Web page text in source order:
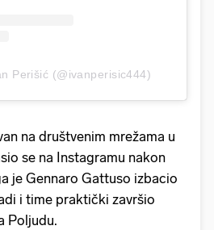
Perišić (@ivanperisic444)
na društvenim mrežama u
se na Instagramu nakon
je Gennaro Gattuso izbacio
i time praktički završio
Poljudu.